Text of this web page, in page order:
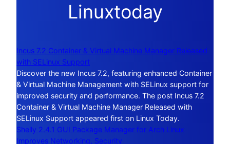
Linuxtoday
Incus 7.2 Container & Virtual Machine Manager Released
with SELinux Support
Discover the new Incus 7.2, featuring enhanced Container
& Virtual Machine Management with SELinux support for
improved security and performance. The post Incus 7.2
Container & Virtual Machine Manager Released with
SELinux Support appeared first on Linux Today.
Shelly 2.4.1 GUI Package Manager for Arch Linux
Improves Networking, Security